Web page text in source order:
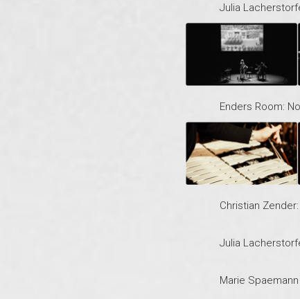
Julia
Enders Room:
Christian Zender:
Julia
Marie Spaemann